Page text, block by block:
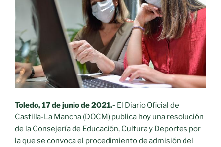
docentes
que
hoy
vuelven
a
clase
en
Ciudad
Real»
Toledo, 17 de junio de 2021.- El Diario Oficial de
Castilla-La Mancha (DOCM) publica hoy una resolución
de la Consejería de Educación, Cultura y Deportes por
la que se convoca el procedimiento de admisión del